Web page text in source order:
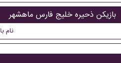
بازیکن ذحیره خليج فارس ماهشهر
نام